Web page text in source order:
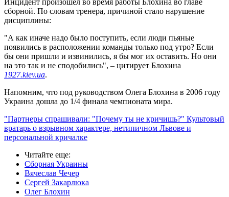
Инцидент произошел во время работы Блохина во главе
сборной. По словам тренера, причиной стало нарушение
дисциплины:
"А как иначе надо было поступить, если люди пьяные
появились в расположении команды только под утро? Если
бы они пришли и извинились, я бы мог их оставить. Но они
на это так и не сподобились", – цитирует Блохина
1927.kiev.ua.
Напомним, что под руководством Олега Блохина в 2006 году
Украина дошла до 1/4 финала чемпионата мира.
"Партнеры спрашивали: "Почему ты не кричишь?" Культовый
вратарь о взрывном характере, нетипичном Львове и
персональной кричалке
Читайте еще:
Сборная Украины
Вячеслав Чечер
Сергей Закарлюка
Олег Блохин